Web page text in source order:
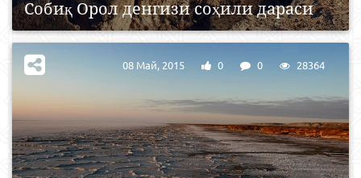
Собиқ Орол денгизи соҳили дараси
08 Май, 2015 0 0 28364